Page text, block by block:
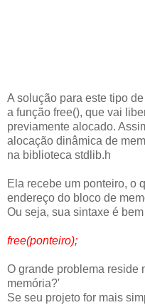
A solução para este tipo
a função free(), que vai
previamente alocado.
alocação dinâmica de
na biblioteca stdlib.h
Ela recebe um ponteiro, o
endereço do bloco de
Ou seja, sua sintaxe é
free(ponteiro);
O grande problema reside
memória?'
Se seu projeto for mais